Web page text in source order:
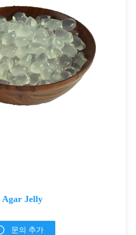
Agar Jelly
문의 추가